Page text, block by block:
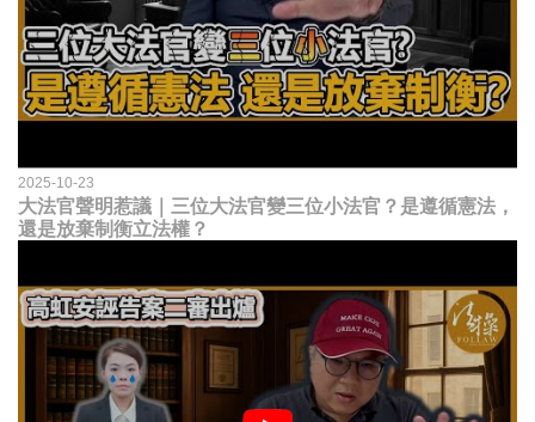
2025-10-23
大法官聲明惹議｜三位大法官變三位小法官？是遵循憲法，
還是放棄制衡立法權？